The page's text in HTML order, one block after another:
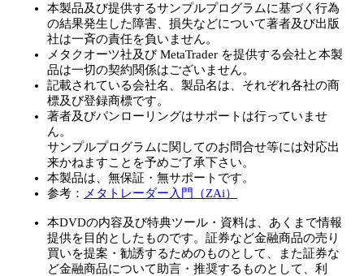
本製品及び提供するサンプルプログラムに基づく行為
の結果発生した障害、損失などについて著者及び出版
社は一斉の責任を負いません。
メタクオーツ社及び MetaTrader を提供する会社と本製
品は一切の契約関係はございません。
記載されている会社名、製品名は、それぞれ各社の商
標及び登録商標です。
著者及びパンローリングはサポートは行っていませ
ん。
サンプルプログラムに関してのお問合せ等には対応出
来かねますことを予めご了承下さい。
本製品は、無保証・無サポートです。
参考：
メタトレーダー入門（ZAi）
本DVDの内容及び特典ツール・資料は、あくまで情報
提供を目的としたものです。証券など金融商品の売り
買いを提案・勧誘するためのものとして、また証券な
ど金融商品について助言・推奨するものとして、利